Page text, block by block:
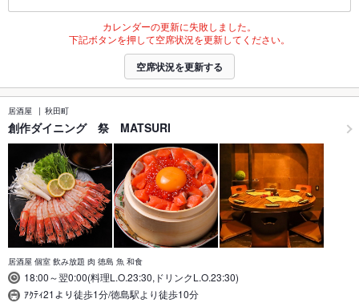
カレンダーの更新に失敗しました。
下記ボタンを押して空席状況を更新してください。
空席状況を更新する
居酒屋 秋田町
創作ダイニング 祭 MATSURI
居酒屋 個室 飲み放題 肉 徳島 魚 和食
18:00～翌0:00(料理L.O.23:30,ドリンクL.O.23:30)
ｱｸﾃｨ21より徒歩1分/徳島駅より徒歩10分